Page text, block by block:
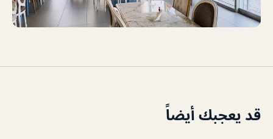
قد يعجبك أيضاً